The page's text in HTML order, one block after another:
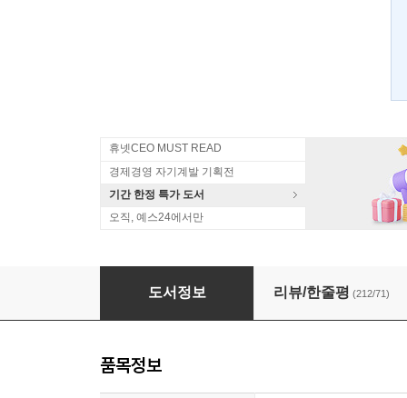
휴넷CEO MUST READ
경제경영 자기계발 기획전
기간 한정 특가 도서
오직, 예스24에서만
내가 알고 있는 걸 당신도 알게 된다면 + 나는
도서정보 리뷰/한줄평 (212/71)
품목정보